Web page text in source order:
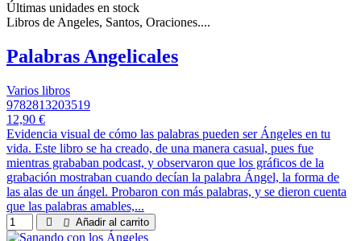
Últimas unidades en stock
Libros de Angeles, Santos, Oraciones....
Palabras Angelicales
Varios libros
9782813203519
12,90 €
Evidencia visual de cómo las palabras pueden ser Ángeles en tu
vida. Este libro se ha creado, de una manera casual, pues fue
mientras grababan podcast, y observaron que los gráficos de la
grabación mostraban cuando decían la palabra Ángel, la forma de
las alas de un ángel. Probaron con más palabras, y se dieron cuenta
que las palabras amables,...
Añadir al carrito